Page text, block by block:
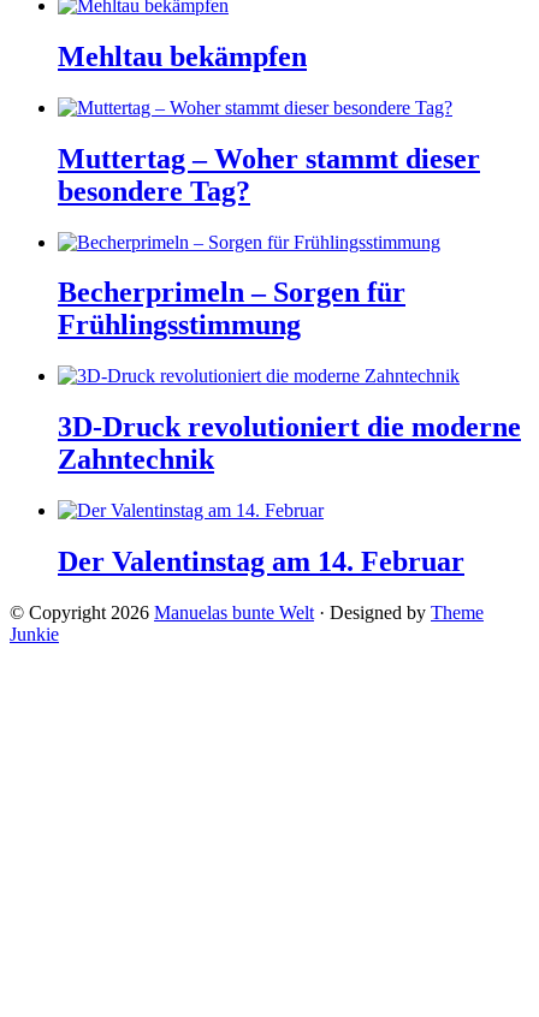
Mehltau bekämpfen
Muttertag – Woher stammt dieser
besondere Tag?
Becherprimeln – Sorgen für
Frühlingsstimmung
3D-Druck revolutioniert die moderne
Zahntechnik
Der Valentinstag am 14. Februar
© Copyright 2026 Manuelas bunte Welt · Designed by Theme
Junkie